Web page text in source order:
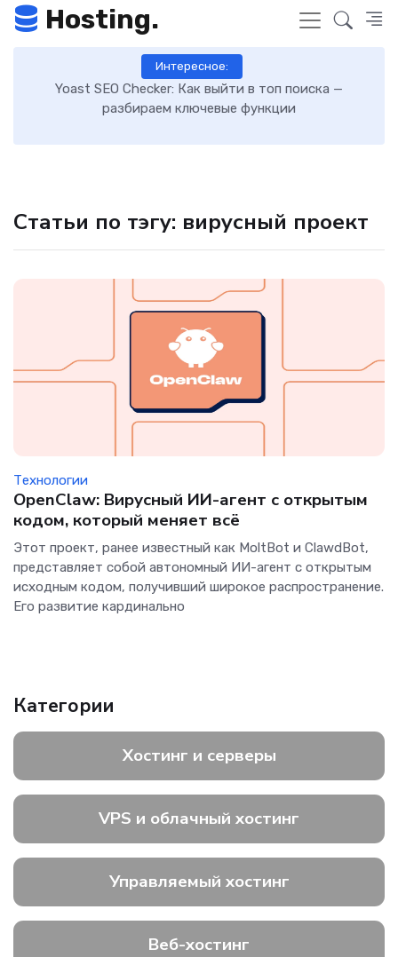
Hosting.
Интересное:
Yoast SEO Checker: Как выйти в топ поиска —
разбираем ключевые функции
Статьи по тэгу: вирусный проект
Технологии
OpenClaw: Вирусный ИИ-агент с открытым
кодом, который меняет всё
Этот проект, ранее известный как MoltBot и ClawdBot,
представляет собой автономный ИИ-агент с открытым
исходным кодом, получивший широкое распространение.
Его развитие кардинально
Категории
Хостинг и серверы
VPS и облачный хостинг
Управляемый хостинг
Веб-хостинг